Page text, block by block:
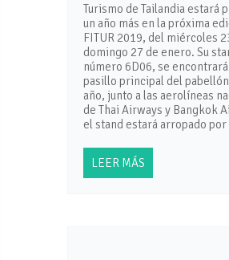
Turismo de Tailandia estará
un año más en la próxima
FITUR 2019, del miércoles
domingo 27 de enero. Su
número 6D06, se encontrará
pasillo principal del
año, junto a las aerolíneas
de Thai Airways y Bangkok
el stand estará arropado
LEER MÁS